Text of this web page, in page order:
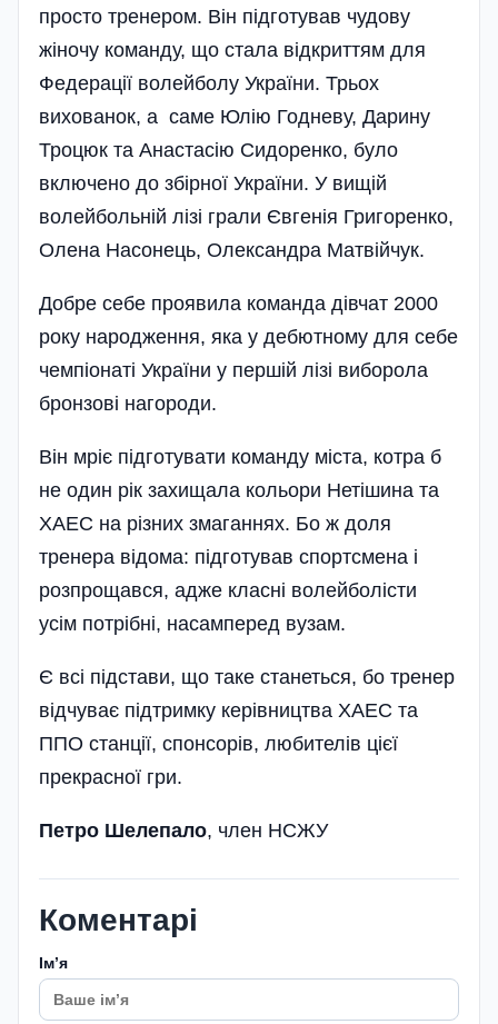
просто тренером. Він підготував чудову
жіночу команду, що стала відкриттям для
Федерації волейболу України. Трьох
вихованок, а саме Юлію Годневу, Дарину
Троцюк та Анастасію Сидоренко, було
включено до збірної України. У вищій
волейбольній лізі грали Євгенія Григоренко,
Олена Насонець, Олександра Матвійчук.
Добре себе проявила команда дівчат 2000
року народження, яка у дебютному для себе
чемпіонаті України у першій лізі виборола
бронзові нагороди.
Він мріє підготувати команду міста, котра б
не один рік захищала кольори Нетішина та
ХАЕС на різних змаганнях. Бо ж доля
тренера відома: підготував спортсмена і
розпрощався, адже класні волейболісти
усім потрібні, насамперед вузам.
Є всі підстави, що таке станеться, бо тренер
відчуває підтримку керівництва ХАЕС та
ППО станції, спонсорів, любителів цієї
прекрасної гри.
Петро Шелепало, член НСЖУ
Коментарі
Імʼя